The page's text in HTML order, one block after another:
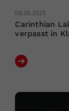
08.06.2025
Carinthian
verpasst in